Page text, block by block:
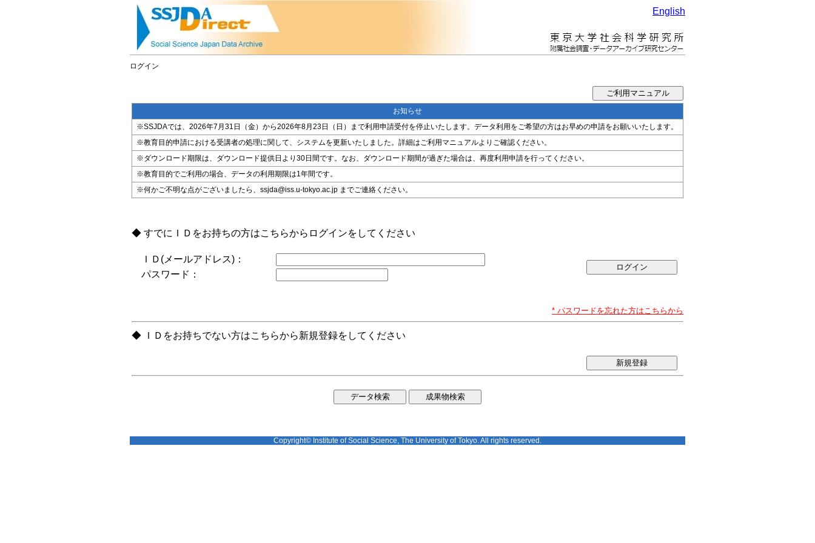
English
ログイン
お知らせ
※SSJDAでは、2026年7月31日（金）から2026年8月23日（日）まで利用申請受付を停止いたします。データ利用をご希望の方はお早めの申請をお願いいたします。
※教育目的申請における受講者の処理に関して、システムを更新いたしました。詳細はご利用マニュアルよりご確認ください。
※ダウンロード期限は、ダウンロード提供日より30日間です。なお、ダウンロード期間が過ぎた場合は、再度利用申請を行ってください。
※教育目的でご利用の場合、データの利用期限は1年間です。
※何かご不明な点がございましたら、ssjda@iss.u-tokyo.ac.jp までご連絡ください。
◆ すでにＩＤをお持ちの方はこちらからログインをしてください
ＩＤ(メールアドレス)：
パスワード：
* パスワードを忘れた方はこちらから
◆ ＩＤをお持ちでない方はこちらから新規登録をしてください
新規登録
Copyright© Institute of Social Science, The University of Tokyo. All rights reserved.